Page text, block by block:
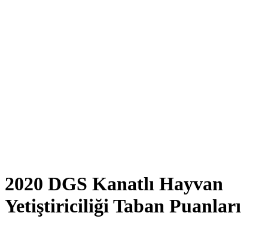
2020 DGS Kanatlı Hayvan
Yetiştiriciliği Taban Puanları